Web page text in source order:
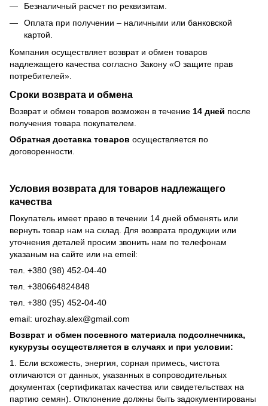
Безналичный расчет по реквизитам.
Оплата при получении – наличными или банковской
картой.
Компания осуществляет возврат и обмен товаров
надлежащего качества согласно Закону «О защите прав
потребителей»
Сроки возврата и обмена
Возврат и обмен товаров возможен в течение 14 дней после
получения товара покупателем.
Обратная доставка товаров осуществляется по
договоренности.
Условия возврата для товаров надлежащего
качества
Покупатель имеет право в течении 14 дней обменять или
вернуть товар нам на склад. Для возврата продукции или
уточнения деталей просим звонить нам по телефонам
указаным на сайте или на emeil:
тел. +380 (98) 452-04-40
тел. +380664824848
тел. +380 (95) 452-04-40
email: urozhay.alex@gmail.com
Возврат и обмен посевного материала подсолнечника,
кукурузы осуществляется в случаях и при условии:
1. Если всхожесть, энергия, сорная примесь, чистота
отличаются от данных, указанных в сопроводительных
документах (сертификатах качества или свидетельствах на
партию семян). Отклонение должны быть задокументированы